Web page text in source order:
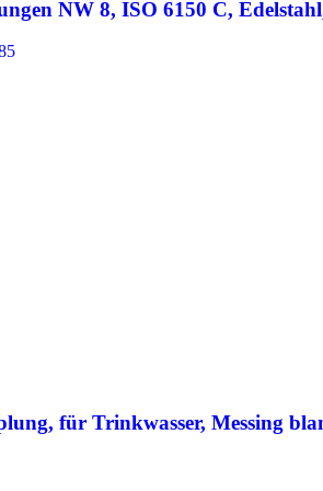
NW 8, ISO 6150 C,
Preisspanne:
für Trinkwasser, Messing